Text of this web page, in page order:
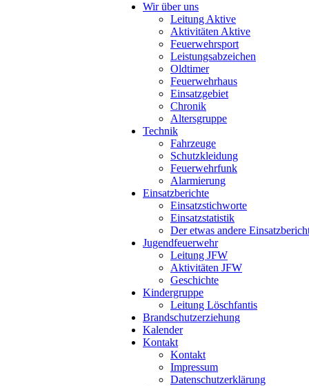
Wir über uns
Leitung Aktive
Aktivitäten Aktive
Feuerwehrsport
Leistungsabzeichen
Oldtimer
Feuerwehrhaus
Einsatzgebiet
Chronik
Altersgruppe
Technik
Fahrzeuge
Schutzkleidung
Feuerwehrfunk
Alarmierung
Einsatzberichte
Einsatzstichworte
Einsatzstatistik
Der etwas andere
Jugendfeuerwehr
Leitung JFW
Aktivitäten JFW
Geschichte
Kindergruppe
Leitung Löschfantis
Brandschutzerziehung
Kalender
Kontakt
Kontakt
Impressum
Datenschutzerklärung